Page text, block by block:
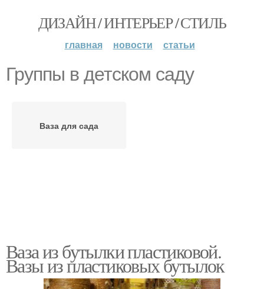
ДИЗАЙН / ИНТЕРЬЕР / СТИЛЬ
главная новости статьи
Группы в детском саду
Ваза для сада
Ваза из бутылки пластиковой.
Вазы из пластиковых бутылок